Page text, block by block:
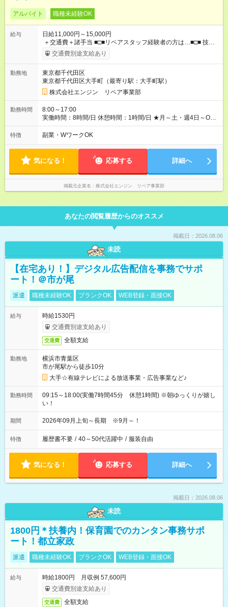
アルバイト 職種未経験OK
給与
日給11,000円～15,000円
＋交通費＋諸手当 ■□■リペアスタッフ経験者の方は…■□■ 技術
チェック後に日給を決定します！ ・現場数に応じて『日給が1.2
倍』！ ・その他手当により『1.5倍』になることも…！ ・その他
交通費規定支給 ◆残業手当あり ◆子供手当あり ◆宿泊手当あり
(2，000円/1日) ※宿泊を伴う現場の場合 ◆先輩スタッフの給与例
﹋﹋﹋﹋﹋﹋﹋﹋﹋﹋﹋ ・週5日勤務Aさん ＞＞日給11，000円
×20勤務 ＞＞月収22万円＋諸手当 【試用期間】試用期間あり 試
用期間の長さ：6ヶ月 ※ 雇用形態と給与に、本採用時と異なる部
分があります。 雇用形態：本採用時と同じです。 給与：日
円 121勤務目から日給1万1，000円～ となります。
::::: ::::: ::::: ::::: ::::: ::::::
交通費別途支給あり
勤務地
東京都千代田区
東京都千代田区大手町（最寄り駅：大手町駅）
株式会社エンジン リペア事業部
勤務時間
8:00～17:00
実働時間：8時間/日 休憩時間：1時間/日 ★月～土・週4日～OK
★週5日入れる方大歓迎！※日時相談OK ★時期により連休取得も
可能！ ＼毎月希望シフト提出で働きやすい！／ 毎月20日までに
OK
特徴 副業・WワークOK
気になる！ 応募する 詳細へ
掲載元企業名 株式会社エンジン リペア事業部
あなたの閲覧履歴からのオススメ
掲載日：2026.08.06
未読
【在宅あり！】デジタル広告配信を事務でサポ
ート！＠市が尾
派遣 職種未経験OK ブランクOK WEB登録・面接OK
給与
時給1530円
交通費別途支給あり
交通費 全額支給
勤務地
横浜市青葉区
市が尾駅から徒歩10分
大手☆有線テレビによる放送事業・広告事業など♪
勤務時間
09:15～18:00(実働7時間45分 休憩1時間) ※朝ゆっくりが嬉し
い！
期間 2026年09月上旬～長期 ※9月～！
特徴 履歴書不要 / 40～50代活躍中 / 服装自由
気になる！ 応募する 詳細へ
掲載日：2026.08.06
未読
1800円＊扶養内！保育園でのカンタン事務サポ
ート！都立家政
派遣 職種未経験OK ブランクOK WEB登録・面接OK
給与
時給1800円 月収例 57,600円
交通費別途支給あり
交通費 全額支給